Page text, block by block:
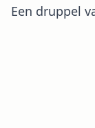
Een druppel